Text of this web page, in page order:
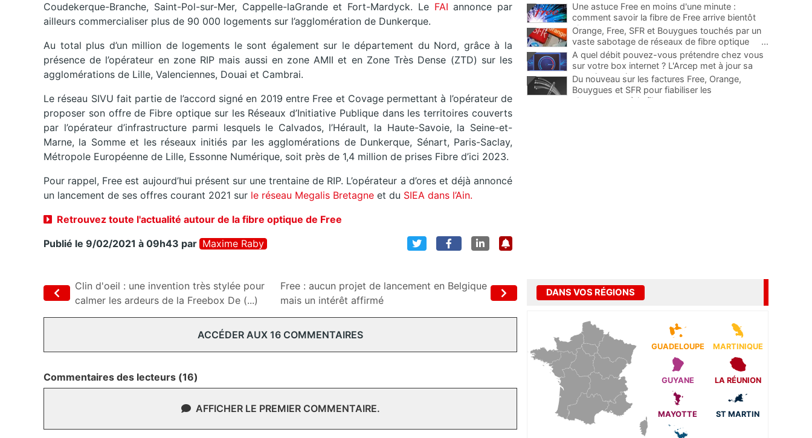
Coudekerque-Branche, Saint-Pol-sur-Mer, Cappelle-laGrande et Fort-Mardyck. LeFAIannonce par
ailleurs commercialiser plus de 90 000 logements sur l’agglomération de Dunkerque.
Au total plus d’un million de logements le sont également sur le département du Nord, grâce à la
présence de l’opérateur en zone RIP mais aussi en zone AMII et en Zone Très Dense (ZTD) sur les
agglomérations de Lille, Valenciennes, Douai et Cambrai.
Le réseau SIVU fait partie de l’accord signé en 2019 entre Free et Covage permettant à l’opérateur de
proposer son offre de Fibre optique sur les Réseaux d’Initiative Publique dans les territoires couverts
par l’opérateur d’infrastructure parmi lesquels le Calvados, l’Hérault, la Haute-Savoie, la Seine-et-
Marne, la Somme et les réseaux initiés par les agglomérations de Dunkerque, Sénart, Paris-Saclay,
Métropole Européenne de Lille, Essonne Numérique, soit près de 1,4 million de prises Fibre d’ici 2023.
Pour rappel, Free est aujourd’hui présent sur une trentaine de RIP. L’opérateur a d’ores et déjà annoncé
un lancement de ses offres courant 2021 sur le réseau Megalis Bretagne et du SIEA dans l’Ain.
Retrouvez toute l'actualité autour de la fibre optique de Free
Publié le 9/02/2021 à 09h43 par Maxime Raby
Clin d'oeil : une invention très stylée pour
calmer les ardeurs de la Freebox De (...)
Free : aucun projet de lancement en Belgique
mais un intérêt affirmé
ACCÉDER AUX 16 COMMENTAIRES
Commentaires des lecteurs (16)
AFFICHER LE PREMIER COMMENTAIRE.
Une astuce Free en moins d'une minute :
comment savoir la fibre de Free arrive bientôt
chez vous
Orange, Free, SFR et Bouygues touchés par un
vaste sabotage de réseaux de fibre optique
...
A quel débit pouvez-vous prétendre chez vous
sur votre box internet ? L'Arcep met à jour sa
carte interactive
Du nouveau sur les factures Free, Orange,
Bouygues et SFR pour fiabiliser les
abonnements à la fibre
DANS VOS RÉGIONS
GUADELOUPE MARTINIQUE
GUYANE LA RÉUNION
MAYOTTE ST MARTIN